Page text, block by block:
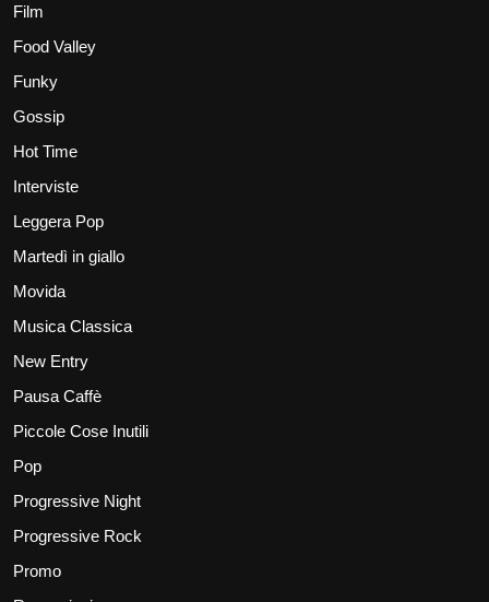
Film
Food Valley
Funky
Gossip
Hot Time
Interviste
Leggera Pop
Martedì in giallo
Movida
Musica Classica
New Entry
Pausa Caffè
Piccole Cose Inutili
Pop
Progressive Night
Progressive Rock
Promo